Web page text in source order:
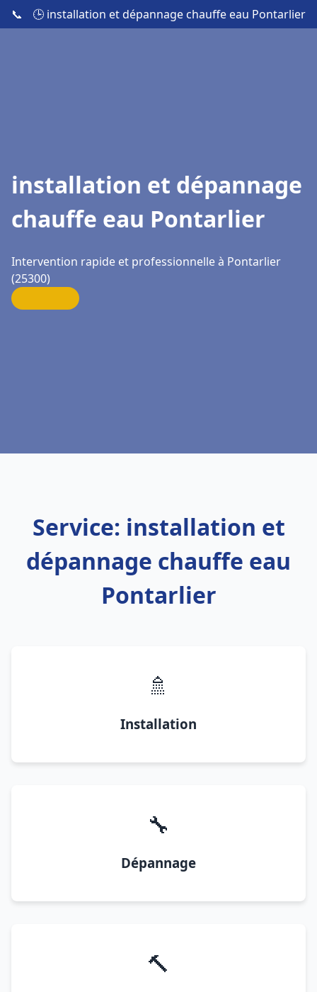
📞 🕒 installation et dépannage chauffe eau Pontarlier
installation et dépannage
chauffe eau Pontarlier
Intervention rapide et professionnelle à Pontarlier
(25300)
Service: installation et
dépannage chauffe eau
Pontarlier
🚿
Installation
🔧
Dépannage
🔨